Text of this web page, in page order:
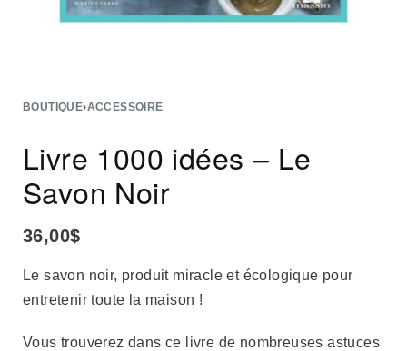
BOUTIQUE›ACCESSOIRE
Livre 1000 idées – Le
Savon Noir
36,00$
Le savon noir, produit miracle et écologique pour
entretenir toute la maison !
Vous trouverez dans ce livre de nombreuses astuces